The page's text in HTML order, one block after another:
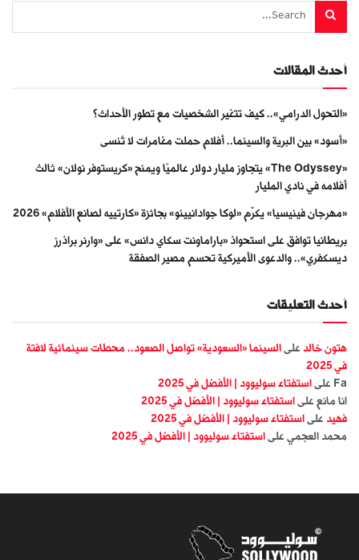
أحدث المقالات
«التحول الدرامي».. كيف تتغير الشخصيات مع تطور الأحداث؟
«أسود» بين البرية والسينما.. أفلام حملت مغامرات لا تُنسى
«The Odyssey» يتجاوز مليار دولار عالميًا ويمنح «كريستوفر نولان» ثالث
أفلامه في نادي المليار
«مهرجان فينيسيا» يكرّم «لوكا جوادانيينو» بجائزة «كارتييه لصانع الأفلام» 2026
بريطانيا توافق على استحواذ «باراماونت سكاي دانس» على «وارنر براذرز
ديسكفري».. والدعوى الأميركية تحسم مصير الصفقة
أحدث التعليقات
هتون خالد على السينما «السعودية» تواصل الصعود.. محطات سينمائية لافتة
في 2025
Fa على استفتاء سوليوود | الأفضل في 2025
انا مانع على استفتاء سوليوود | الأفضل في 2025
فهيد على استفتاء سوليوود | الأفضل في 2025
محمد العجمي على استفتاء سوليوود | الأفضل في 2025